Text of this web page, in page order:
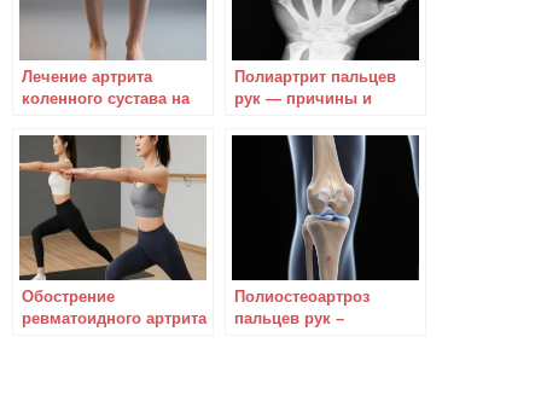
Лечение артрита
коленного сустава на
Полиартрит пальцев
рук — причины и
Обострение
ревматоидного артрита
Полиостеоартроз
пальцев рук –